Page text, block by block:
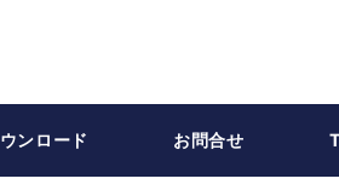
ンロード お問合せ